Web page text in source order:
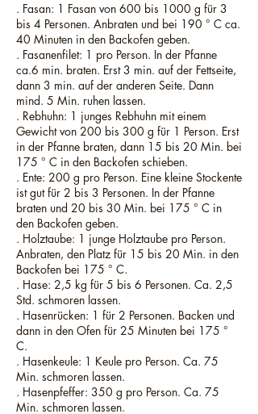
. Fasan: 1 Fasan von 600 bis 1000 g für 3
bis 4 Personen. Anbraten und bei 190 ° C ca.
40 Minuten in den Backofen geben.
. Fasanenfilet: 1 pro Person. In der Pfanne
ca.6 min. braten. Erst 3 min. auf der Fettseite,
dann 3 min. auf der anderen Seite. Dann
mind. 5 Min. ruhen lassen.
. Rebhuhn: 1 junges Rebhuhn mit einem
Gewicht von 200 bis 300 g für 1 Person. Erst
in der Pfanne braten, dann 15 bis 20 Min. bei
175 ° C in den Backofen schieben.
. Ente: 200 g pro Person. Eine kleine Stockente
ist gut für 2 bis 3 Personen. In der Pfanne
braten und 20 bis 30 Min. bei 175 ° C in
den Backofen geben.
. Holztaube: 1 junge Holztaube pro Person.
Anbraten, den Platz für 15 bis 20 Min. in den
Backofen bei 175 ° C.
. Hase: 2,5 kg für 5 bis 6 Personen. Ca. 2,5
Std. schmoren lassen.
. Hasenrücken: 1 für 2 Personen. Backen und
dann in den Ofen für 25 Minuten bei 175 °
C.
. Hasenkeule: 1 Keule pro Person. Ca. 75
Min. schmoren lassen.
. Hasenpfeffer: 350 g pro Person. Ca. 75
Min. schmoren lassen.